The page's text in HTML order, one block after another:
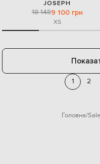
JOSEPH
18 1489 100 грн
XS
1 2
Головна